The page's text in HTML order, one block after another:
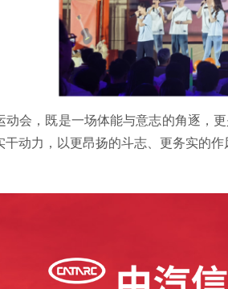
动会，既是一场体能与意志的角逐，
动力，以更昂扬的斗志、更务实的